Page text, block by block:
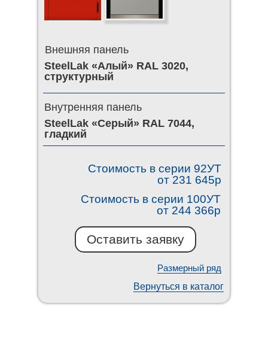
SteelLak «Алый» RAL 3020,
структурный
SteelLak «Серый» RAL 7044,
гладкий
Стоимость в серии 92УТ
от 231 645р
Внешняя панель
Внутренняя панель
Размерный ряд
Оставить заявку
Стоимость в серии 100УТ
от 244 366р
Вернуться в каталог